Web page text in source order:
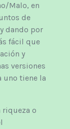
Malo, en
de
dando por
fácil que
y
versiones
uno tiene la
riqueza o